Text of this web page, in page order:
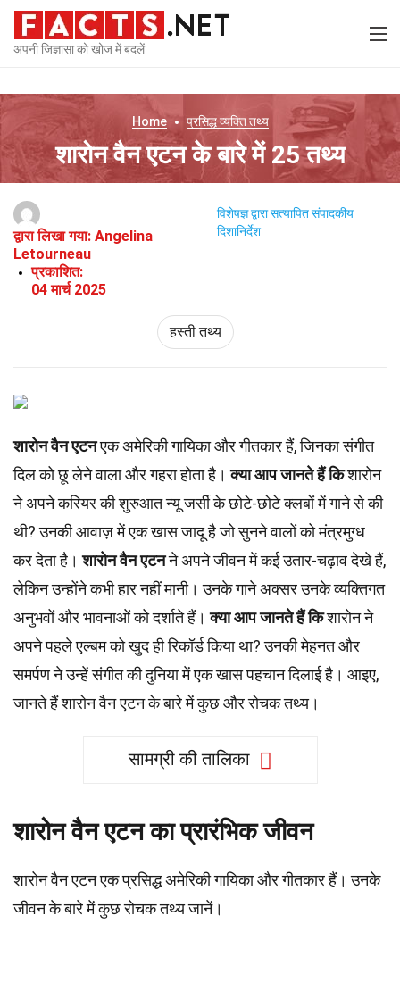
अपनी जिज्ञासा को खोज में बदलें
Home प्रसिद्ध व्यक्तितथ्य
शारोन वैन एटन के बारे में 25 तथ्य
द्वारा लिखा गया: Angelina
Letourneau
प्रकाशित:
04 मार्च 2025
विशेषज्ञ द्वारा सत्यापित संपादकीय
दिशानिर्देश
हस्ती तथ्य
शारोन वैन एटनएक अमेरिकी गायिका और गीतकार हैं, जिनका संगीत
दिल को छू लेने वाला और गहरा होता है।क्या आप जानते हैं किशारोन
ने अपने करियर की शुरुआत न्यू जर्सी के छोटे-छोटे क्लबों में गाने से की
थी? उनकी आवाज़ में एक खास जादू है जो सुनने वालों को मंत्रमुग्ध
कर देता है।शारोन वैन एटनने अपने जीवन में कई उतार-चढ़ाव देखे हैं,
लेकिन उन्होंने कभी हार नहीं मानी। उनके गाने अक्सर उनके व्यक्तिगत
अनुभवों और भावनाओं को दर्शाते हैं।क्या आप जानते हैं किशारोन ने
अपने पहले एल्बम को खुद ही रिकॉर्ड किया था? उनकी मेहनत और
समर्पण ने उन्हें संगीत की दुनिया में एक खास पहचान दिलाई है। आइए,
जानते हैं शारोन वैन एटन के बारे में कुछ और रोचक तथ्य।
सामग्री की तालिका
शारोन वैन एटन का प्रारंभिक जीवन
शारोन वैन एटन एक प्रसिद्ध अमेरिकी गायिका और गीतकार हैं। उनके
जीवन के बारे में कुछ रोचक तथ्य जानें।